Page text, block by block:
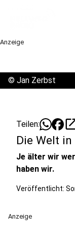
Anzeige
© Jan Zerbst
Teilen:
Die Welt in
Je älter wir
haben wir.
Veröffentlicht:
Anzeige